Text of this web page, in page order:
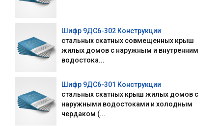
Шифр 9ДС6-302 Конструкции
стальных скатных совмещенных крыш
жилых домов с наружным и внутренним
водостока...
Шифр 9ДС6-301 Конструкции
стальных скатных крыш жилых домов с
наружными водостоками и холодным
чердаком (...